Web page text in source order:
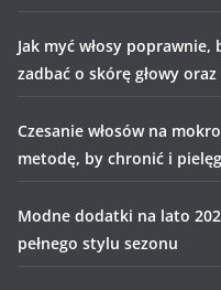
Jak myć włosy
zadbać o skórę głowy
Czesanie włosów na
metodę, by chronić i
Modne dodatki na lato
pełnego stylu sezonu